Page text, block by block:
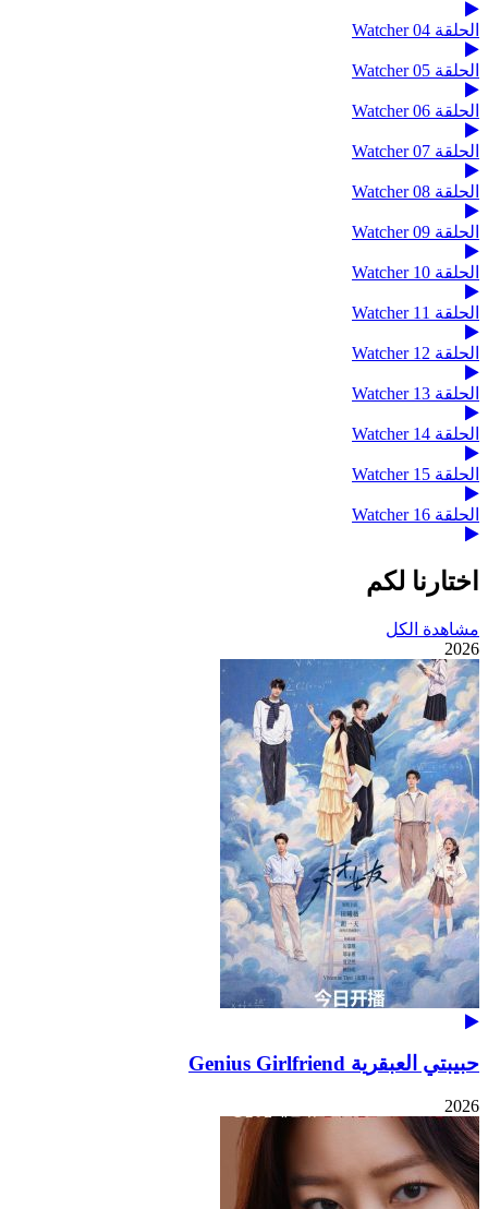
الحلقة 04 Watcher
الحلقة 05 Watcher
الحلقة 06 Watcher
الحلقة 07 Watcher
الحلقة 08 Watcher
الحلقة 09 Watcher
الحلقة 10 Watcher
الحلقة 11 Watcher
الحلقة 12 Watcher
الحلقة 13 Watcher
الحلقة 14 Watcher
الحلقة 15 Watcher
الحلقة 16 Watcher
اختارنا لكم
مشاهدة الكل
2026
حبيبتي العبقرية Genius Girlfriend
2026